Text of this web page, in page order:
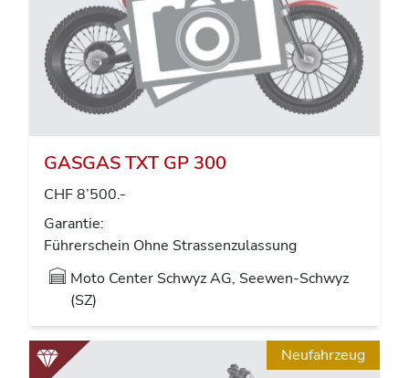
GASGAS TXT GP 300
CHF 8’500.-
Garantie:
Führerschein Ohne Strassenzulassung
Moto Center Schwyz AG, Seewen-Schwyz
(SZ)
Neufahrzeug